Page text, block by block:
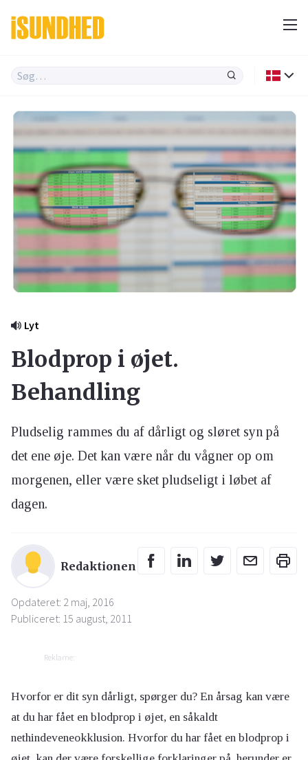
Lyt
Blodprop i øjet.
Behandling
Pludselig rammes du af dårligt og sløret syn på
det ene øje. Det kan være når du vågner op om
morgenen, eller være sket pludseligt i løbet af
dagen.
Redaktionen
Opdateret: 2 maj, 2016
Publiceret: 15 august, 2011
Reklame:
Hvorfor er dit syn dårligt, spørger du? En årsag kan være
at du har fået en blodprop i øjet, en såkaldt
nethindeveneokklusion. Hvorfor du har fået en blodprop i